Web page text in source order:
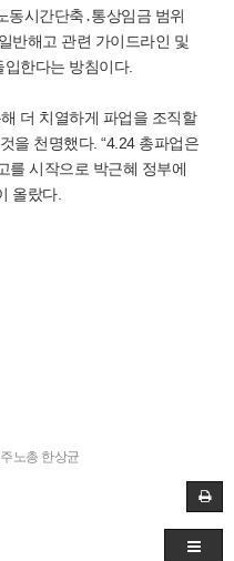
동시간단축․통상임금 범위
반해고 관련 가이드라인 및
한다는 방침이다.
더 치열하게 파업을 조직할
을 천명했다. “4.24 총파업은
를 시작으로 박근혜 정부에
올랐다.
노총 한상균